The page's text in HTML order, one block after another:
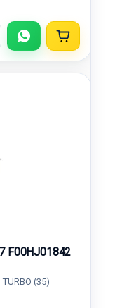
F00HJ01842
TURBO (35)